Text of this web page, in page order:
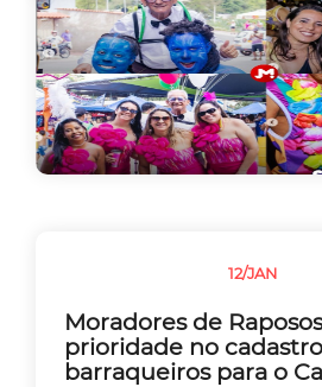
12/JAN
Moradores de
prioridade no
barraqueiros para o